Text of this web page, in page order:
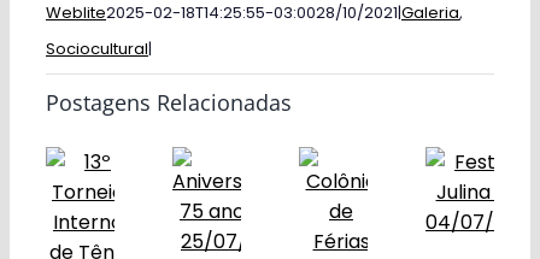
Esportes
Sociocultural
Obras
Contato
Weblite2025-02-18T14:25:55-03:0028/10/2021|Galeria,
Sociocultural|
Postagens Relacionadas